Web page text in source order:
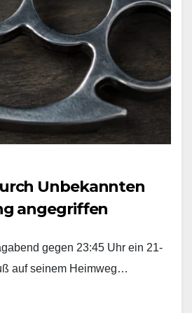
Unbekannten
angegriffen
gegen 23:45 Uhr ein 21-
auf seinem Heimweg…